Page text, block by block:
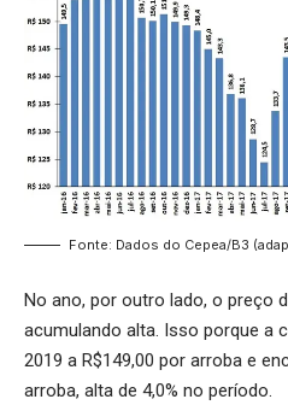
Fonte: Dados do Cepea/B3
No ano, por outro lado, o preço
acumulando alta. Isso porque a
2019 a R$149,00 por arroba e
arroba, alta de 4,0% no período.